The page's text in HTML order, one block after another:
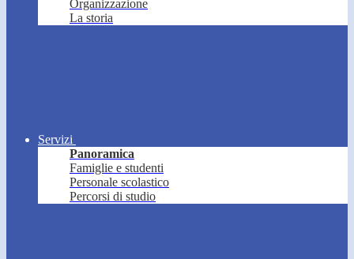
Organizzazione
La storia
Servizi
Panoramica
Famiglie e studenti
Personale scolastico
Percorsi di studio